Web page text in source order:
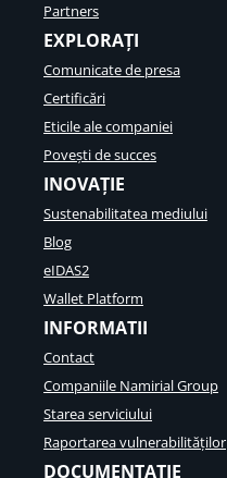
Partners
EXPLORAȚI
Comunicate de presa
Certificări
Eticile ale companiei
Povești de succes
INOVAȚIE
Sustenabilitatea mediului
Blog
eIDAS2
Wallet Platform
INFORMATII
Contact
Companiile Namirial Group
Starea serviciului
Raportarea vulnerabilităților
DOCUMENTAȚIE